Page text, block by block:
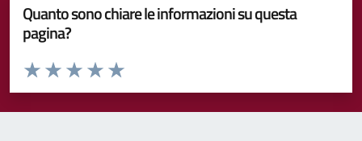
Quanto sono chiare le informazioni su questa
pagina?
Valuta da 1 a 5 stelle la pagina
Valuta 5 stelle su 5
Valuta 4 stelle su 5
Valuta 3 stelle su 5
Valuta 2 stelle su 5
Valuta 1 stelle su 5